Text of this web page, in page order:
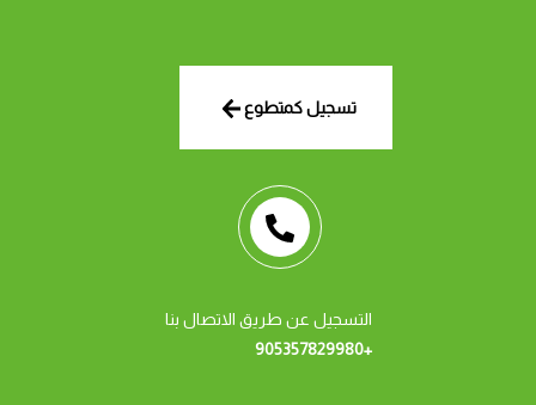
تسجيل كمتطوع
التسجيل عن طريق الاتصال بنا
+905357829980